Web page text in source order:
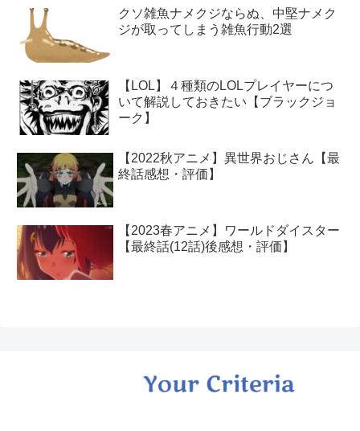
クソ雑魚ナメクジならぬ、中堅ナメク
ジが取ってしまう雑魚行動2選
【LOL】４種類のLOLプレイヤーにつ
いて解説しておきたい【ブラックジョ
ーク】
【2022秋アニメ】異世界おじさん【最
終話感想・評価】
【2023春アニメ】ワールドダイスター
【最終話(12話)後感想・評価】